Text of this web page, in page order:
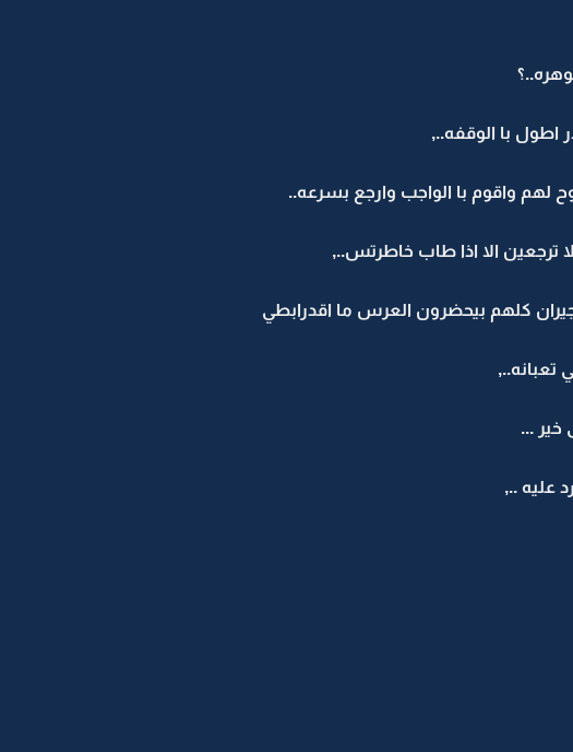
اطول با الوقفه..,
لهم واقوم با الواجب وارجع بسرعه..
ترجعين الا اذا طاب خاطرتس..,
كلهم بيحضرون العرس ما اقدرابطي
تعبانه..,
خير ...
عليه ..,